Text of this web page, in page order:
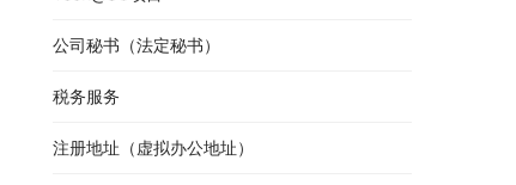
公司秘书（法定秘书）
税务服务
注册地址（虚拟办公地址）